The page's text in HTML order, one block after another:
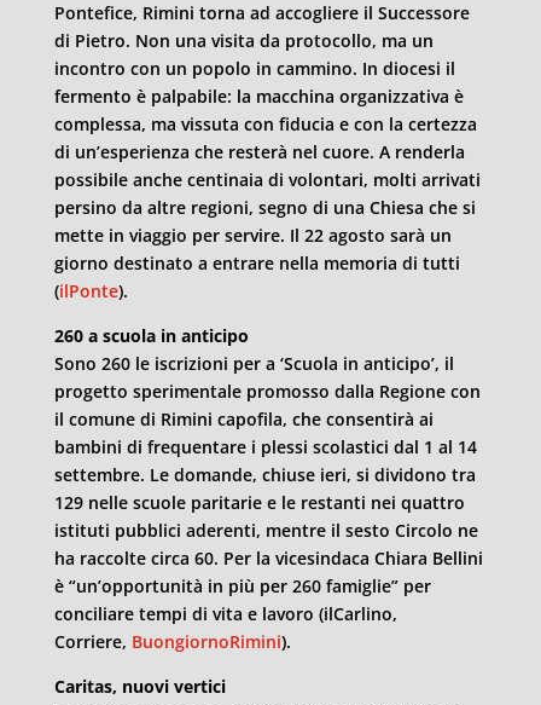
Pontefice, Rimini torna ad accogliere il Successore
di Pietro. Non una visita da protocollo, ma un
incontro con un popolo in cammino. In diocesi il
fermento è palpabile: la macchina organizzativa è
complessa, ma vissuta con fiducia e con la certezza
di un’esperienza che resterà nel cuore. A renderla
possibile anche centinaia di volontari, molti arrivati
persino da altre regioni, segno di una Chiesa che si
mette in viaggio per servire. Il 22 agosto sarà un
giorno destinato a entrare nella memoria di tutti
(ilPonte).
260 a scuola in anticipo
Sono 260 le iscrizioni per a ‘Scuola in anticipo’, il
progetto sperimentale promosso dalla Regione con
il comune di Rimini capofila, che consentirà ai
bambini di frequentare i plessi scolastici dal 1 al 14
settembre. Le domande, chiuse ieri, si dividono tra
129 nelle scuole paritarie e le restanti nei quattro
istituti pubblici aderenti, mentre il sesto Circolo ne
ha raccolte circa 60. Per la vicesindaca Chiara Bellini
è “un’opportunità in più per 260 famiglie” per
conciliare tempi di vita e lavoro (ilCarlino,
Corriere, BuongiornoRimini).
Caritas, nuovi vertici